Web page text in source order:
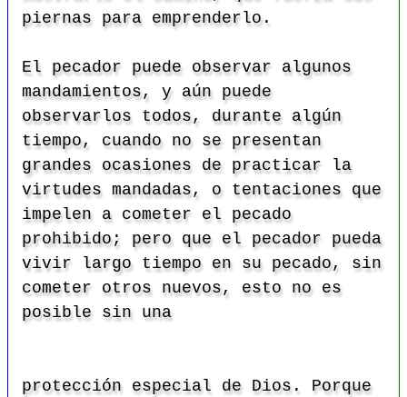
piernas para emprenderlo.
El pecador puede observar algunos
mandamientos, y aún puede
observarlos todos, durante algún
tiempo, cuando no se presentan
grandes ocasiones de practicar la
virtudes mandadas, o tentaciones que
impelen a cometer el pecado
prohibido; pero que el pecador pueda
vivir largo tiempo en su pecado, sin
cometer otros nuevos, esto no es
posible sin una
protección especial de Dios. Porque